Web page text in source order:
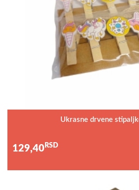
Ukrasne drvene
129,40 RSD